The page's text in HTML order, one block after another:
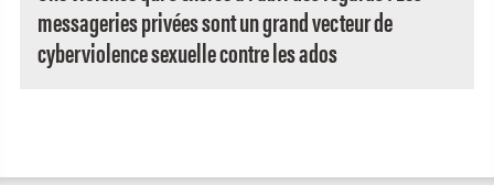
messageries privées sont un grand vecteur de
cyberviolence sexuelle contre les ados